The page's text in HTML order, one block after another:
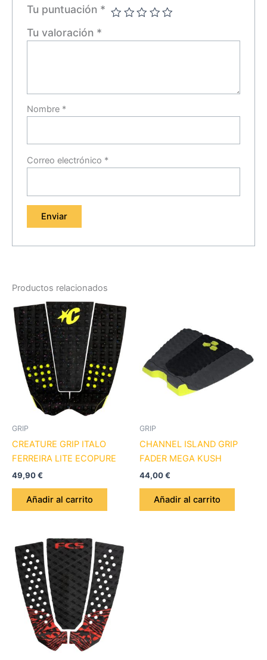
Tu puntuación *
Tu valoración *
Nombre *
Correo electrónico *
Productos relacionados
GRIP
CREATURE GRIP ITALO
FERREIRA LITE ECOPURE
49,90€
Añadir al carrito
GRIP
CHANNEL ISLAND GRIP
FADER MEGA KUSH
44,00€
Añadir al carrito